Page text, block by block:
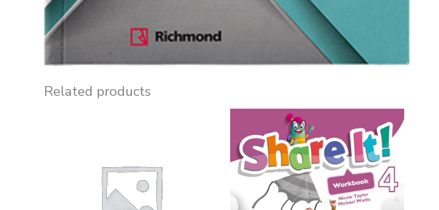
Related products